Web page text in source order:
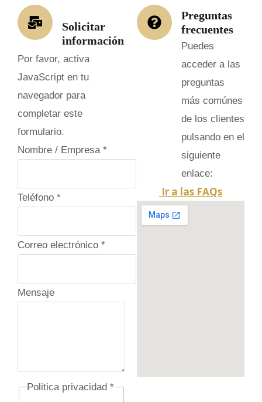
Solicitar
información
Por favor, activa
JavaScript en tu
navegador para
completar este
formulario.
Nombre / Empresa *
p
i
v
c
i
Teléfono *
Correo electrónico *
Mensaje
Politica privacidad *
Preguntas
frecuentes
Puedes
acceder a las
preguntas
más comúnes
de los clientes
pulsando en el
siguiente
enlace:
Ir a las FAQs